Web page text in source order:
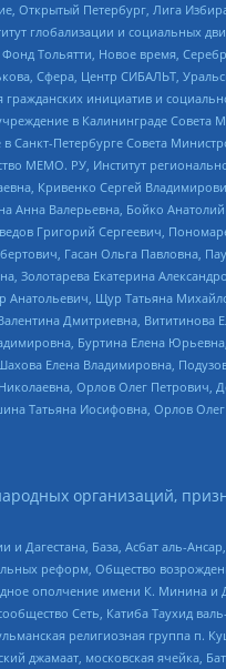
Петербург, Лига
глобализации и
Тольятти, Новое время,
Сфера, Центр СИБАЛЬТ,
инициатив и
в Калининграде Совета
Петербурге Совета
МЕМО. РУ, Институт
Кривенко Сергей
Анна Валерьевна, Бойко
Григорий Сергеевич,
Гасан Ольга Павловна,
Золотарева Екатерина
Щур Татьяна
Дмитриевна,
Буртина Елена
Елена Владимировна,
Орлов Олег Петрович,
Татьяна Иосифовна, Орлов
организаций,
База, Асбат аль-
реформ, Общество
ополчение имени К. Минина
Сеть, Катиба Таухид
религиозная группа
джамаат, московская ячейка,